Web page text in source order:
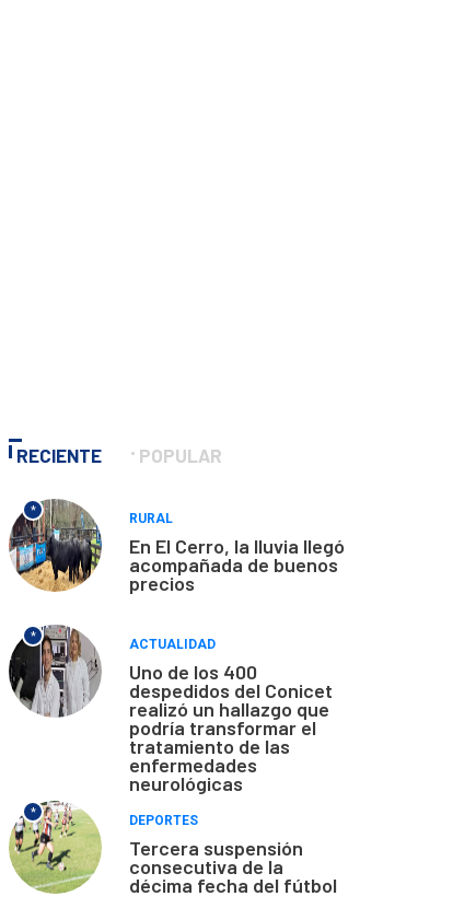
RECIENTE POPULAR
*
RURAL
En El Cerro, la lluvia llegó
acompañada de buenos
precios
*
ACTUALIDAD
Uno de los 400
despedidos del Conicet
realizó un hallazgo que
podría transformar el
tratamiento de las
enfermedades
neurológicas
*
DEPORTES
Tercera suspensión
consecutiva de la
décima fecha del fútbol